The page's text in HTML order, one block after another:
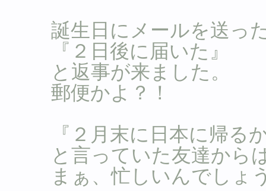
誕生日にメールを送っ
『２日後に届いた』
と返事が来ました。
郵便かよ？！
『２月末に日本に帰る
と言っていた友達から
まぁ、忙しいんでしょ